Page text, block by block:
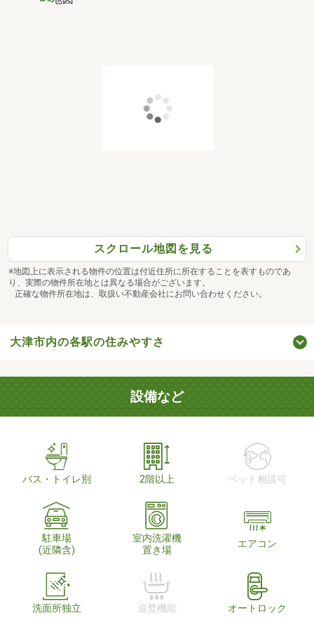
スクロール地図を見る
※地図上に表示される物件の位置は付近住所に所在することを表すものであ
り、実際の物件所在地とは異なる場合がございます。
正確な物件所在地は、取扱い不動産会社にお問い合わせください。
大津市内の各駅の住みやすさ
設備など
バス・トイレ別 2階以上 ペット相談可
駐車場
(近隣含)
室内洗濯機
置き場
エアコン
洗面所独立 追焚機能 オートロック